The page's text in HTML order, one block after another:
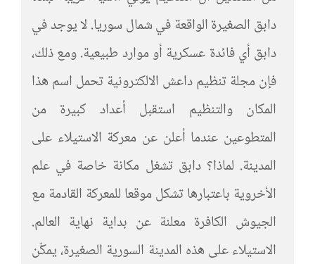
دابق الصغيرة الواقعة في شمال سوريا. لا يوجد في
دابق أي فائدة عسكرية أو موارد طبيعية. ومع ذلك،
فإن مجلة تنظيم داعش الالكترونية تحمل اسم هذا
المكان والتنظيم استقبل أعداد كبيرة من
المتطوعين عندما أعلن عن معركة الاستيلاء على
المدينة. لماذا؟ دابق تشغل مكانة خاصة في علم
الأخروية باعتبارها تشكل موقعا للمعركة القادمة مع
الجيوش الكافرة معلنة عن بداية نهاية العالم.
الاستيلاء على هذه المدينة السورية الصغيرة، يمكِّن